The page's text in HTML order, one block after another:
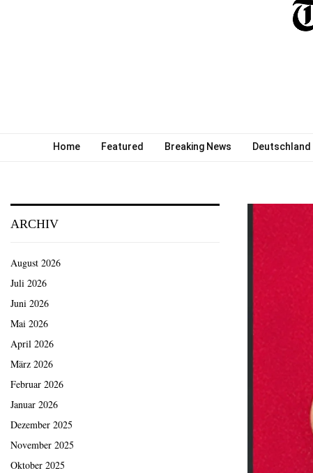
Home Featured Breaking News Deutschland
ARCHIV
August 2026
Juli 2026
Juni 2026
Mai 2026
April 2026
März 2026
Februar 2026
Januar 2026
Dezember 2025
November 2025
Oktober 2025